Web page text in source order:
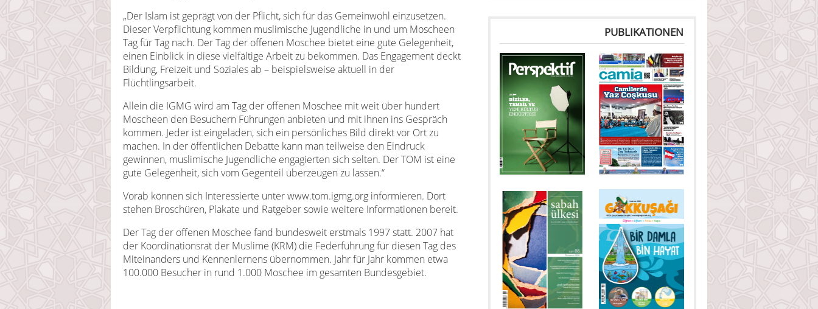
„Der Islam ist geprägt von der Pflicht, sich für das Gemeinwohl einzusetzen.
Dieser Verpflichtung kommen muslimische Jugendliche in und um Moscheen
Tag für Tag nach. Der Tag der offenen Moschee bietet eine gute Gelegenheit,
einen Einblick in diese vielfältige Arbeit zu bekommen. Das Engagement deckt
Bildung, Freizeit und Soziales ab – beispielsweise aktuell in der
Flüchtlingsarbeit.
Allein die IGMG wird am Tag der offenen Moschee mit weit über hundert
Moscheen den Besuchern Führungen anbieten und mit ihnen ins Gespräch
kommen. Jeder ist eingeladen, sich ein persönliches Bild direkt vor Ort zu
machen. In der öffentlichen Debatte kann man teilweise den Eindruck
gewinnen, muslimische Jugendliche engagierten sich selten. Der TOM ist eine
gute Gelegenheit, sich vom Gegenteil überzeugen zu lassen.“
Vorab können sich Interessierte unter www.tom.igmg.org informieren. Dort
stehen Broschüren, Plakate und Ratgeber sowie weitere Informationen bereit.
Der Tag der offenen Moschee fand bundesweit erstmals 1997 statt. 2007 hat
der Koordinationsrat der Muslime (KRM) die Federführung für diesen Tag des
Miteinanders und Kennenlernens übernommen. Jahr für Jahr kommen etwa
100.000 Besucher in rund 1.000 Moschee im gesamten Bundesgebiet.
PUBLIKATIONEN